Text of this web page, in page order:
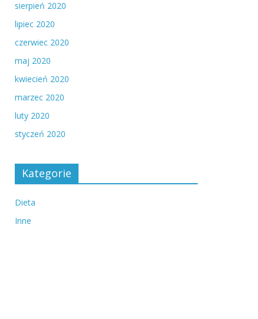
sierpień 2020
lipiec 2020
czerwiec 2020
maj 2020
kwiecień 2020
marzec 2020
luty 2020
styczeń 2020
Kategorie
Dieta
Inne